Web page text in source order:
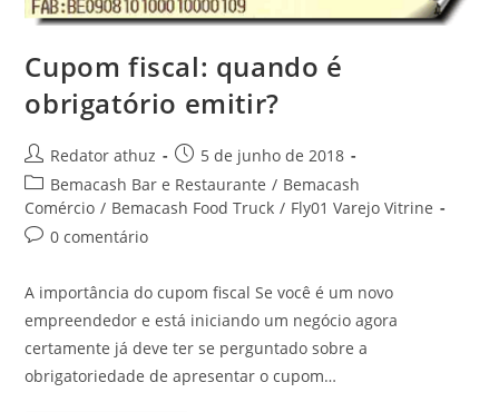
Cupom fiscal: quando é
obrigatório emitir?
Redator athuz
5 de junho de 2018
Bemacash Bar e Restaurante / Bemacash
Comércio / Bemacash Food Truck / Fly01 Varejo Vitrine
0 comentário
A importância do cupom fiscal Se você é um novo
empreendedor e está iniciando um negócio agora
certamente já deve ter se perguntado sobre a
obrigatoriedade de apresentar o cupom…